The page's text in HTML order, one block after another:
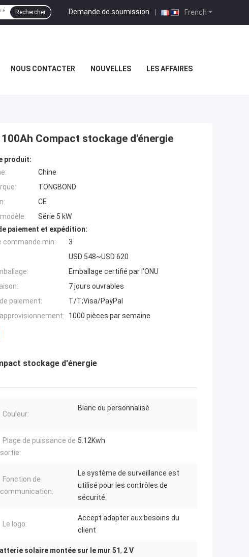
French
Demande de soumission |
Rechercher
NOUS CONTACTER NOUVELLES LES AFFAIRES
Compact stockage d'énergie
produit:
Chine
TONGBOND
CE
Série 5 kW
paiement et expédition:
commande min:
3
USD 548~USD 620
Emballage certifié par l'ONU
7 jours ouvrables
paiement:
T/T;Visa/PayPal
1000 pièces par semaine
stockage d'énergie
Couleur:
Blanc ou personnalisé
Plage de puissance de
sortie:
5.12Kwh
Fonction de
communication:
Le système de surveillance est
utilisé pour les contrôles de
sécurité.
Le logo:
Accept adapter aux besoins du
client
solaire montée sur le mur 51, 2 V